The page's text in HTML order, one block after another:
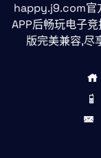
happy.j9.com官
APP后畅玩电子
版完美兼容,尽